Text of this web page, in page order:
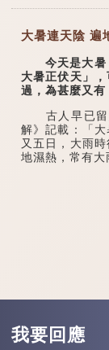
大暑連天陰 遍
今天是大暑，
大暑正伏天」
過，為甚麼又有
古人早已留
解》記載：「
又五日，大雨
地濕熱，常有大
我要回應